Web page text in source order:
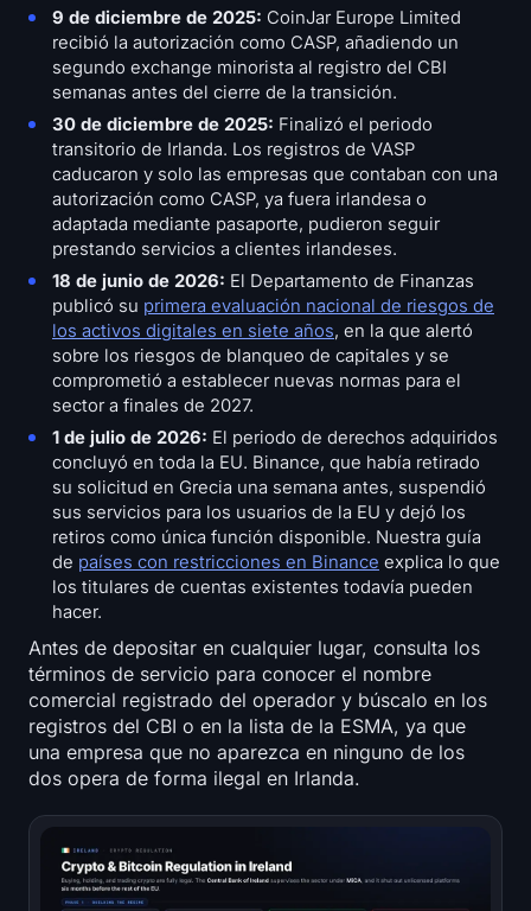
9 de diciembre de 2025: CoinJar Europe Limited
recibió la autorización como CASP, añadiendo un
segundo exchange minorista al registro del CBI
semanas antes del cierre de la transición.
30 de diciembre de 2025: Finalizó el periodo
transitorio de Irlanda. Los registros de VASP
caducaron y solo las empresas que contaban con una
autorización como CASP, ya fuera irlandesa o
adaptada mediante pasaporte, pudieron seguir
prestando servicios a clientes irlandeses.
18 de junio de 2026: El Departamento de Finanzas
publicó su primera evaluación nacional de riesgos de
los activos digitales en siete años, en la que alertó
sobre los riesgos de blanqueo de capitales y se
comprometió a establecer nuevas normas para el
sector a finales de 2027.
1 de julio de 2026: El periodo de derechos adquiridos
concluyó en toda la EU. Binance, que había retirado
su solicitud en Grecia una semana antes, suspendió
sus servicios para los usuarios de la EU y dejó los
retiros como única función disponible. Nuestra guía
de países con restricciones en Binance explica lo que
los titulares de cuentas existentes todavía pueden
hacer.
Antes de depositar en cualquier lugar, consulta los
términos de servicio para conocer el nombre
comercial registrado del operador y búscalo en los
registros del CBI o en la lista de la ESMA, ya que
una empresa que no aparezca en ninguno de los
dos opera de forma ilegal en Irlanda.